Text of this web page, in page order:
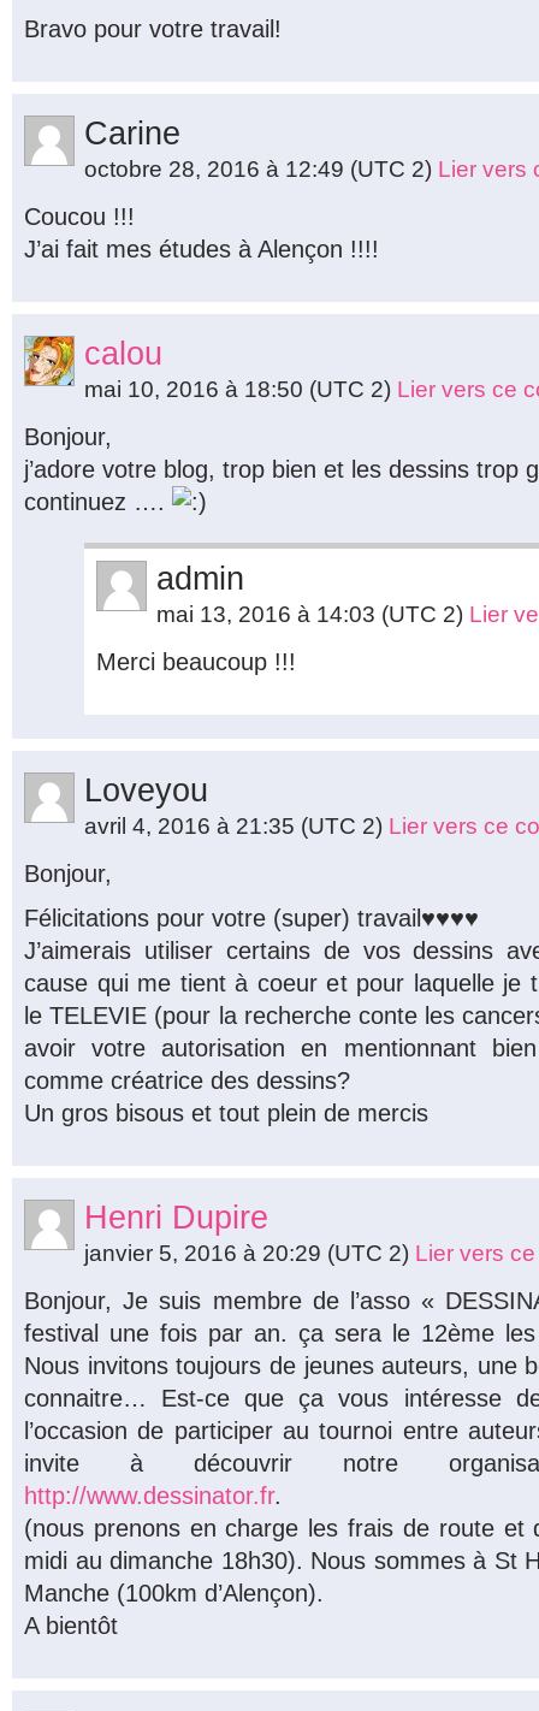
Bravo pour votre travail!
Carine
octobre 28, 2016 à 12:49 (UTC 2) Lier vers
Coucou !!!
J’ai fait mes études à Alençon !!!!
calou
mai 10, 2016 à 18:50 (UTC 2) Lier vers ce
Bonjour,
j’adore votre blog, trop bien et les dessins trop
continuez ….
admin
mai 13, 2016 à 14:03 (UTC 2) Lier
Merci beaucoup !!!
Loveyou
avril 4, 2016 à 21:35 (UTC 2) Lier vers ce
Bonjour,
Félicitations pour votre (super) travail♥♥♥♥
J’aimerais utiliser certains de vos dessins
cause qui me tient à coeur et pour laquelle je
le TELEVIE (pour la recherche conte les
avoir votre autorisation en mentionnant
comme créatrice des dessins?
Un gros bisous et tout plein de mercis
Henri Dupire
janvier 5, 2016 à 20:29 (UTC 2) Lier vers
Bonjour, Je suis membre de l’asso «
festival une fois par an. ça sera le 12ème
Nous invitons toujours de jeunes auteurs, une
connaitre… Est-ce que ça vous intéresse
l’occasion de participer au tournoi entre
invite à découvrir notre
http://www.dessinator.fr.
(nous prenons en charge les frais de route et
midi au dimanche 18h30). Nous sommes à St
Manche (100km d’Alençon).
A bientôt